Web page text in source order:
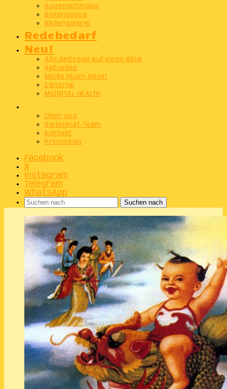
Augenschmaus
Boxengasse
Bildergalerie
Redebedarf
Neu!
Alle Beiträge auf einen Blick
Aktuelles
Micks Mush-Room
Editorial
ME(N)TAL HEALTH
Über uns
SaitenKult-Team
Kontakt
Promotion
Facebook
X
Instagram
Telegram
WhatsApp
Suchen nach